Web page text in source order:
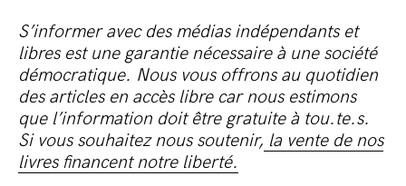
S’informer avec des médias indépendants et
libres est une garantie nécessaire à une société
démocratique. Nous vous offrons au quotidien
des articles en accès libre car nous estimons
que l’information doit être gratuite à tou.te.s.
Si vous souhaitez nous soutenir, la vente de nos
livres financent notre liberté.